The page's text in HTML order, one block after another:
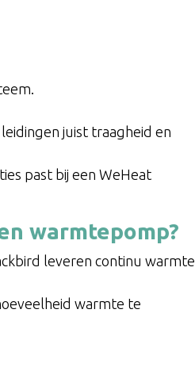
juist traagheid en
past bij een WeHeat
warmtepomp?
leveren continu warmte
warmte te